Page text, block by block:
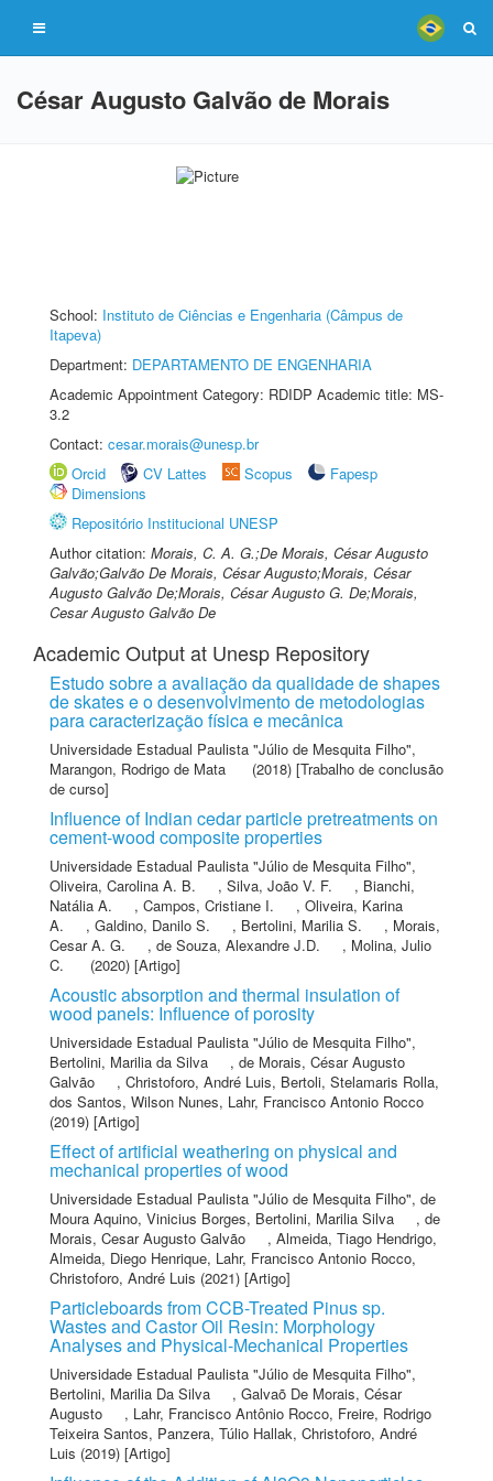
César Augusto Galvão de Morais
School: Instituto de Ciências e Engenharia (Câmpus de
Itapeva)
Department: DEPARTAMENTO DE ENGENHARIA
Academic Appointment Category: RDIDP Academic title: MS-
3.2
Contact: cesar.morais@unesp.br
Orcid
CV Lattes Scopus
Fapesp
Dimensions
Repositório Institucional UNESP
Author citation: Morais, C. A. G.;De Morais, César Augusto
Galvão;Galvão De Morais, César Augusto;Morais, César
Augusto Galvão De;Morais, César Augusto G. De;Morais,
Cesar Augusto Galvão De
Academic Output at Unesp Repository
Estudo sobre a avaliação da qualidade de shapes
de skates e o desenvolvimento de metodologias
para caracterização física e mecânica
Universidade Estadual Paulista "Júlio de Mesquita Filho",
Marangon, Rodrigo de Mata
(2018) [Trabalho de conclusão
de curso]
Influence of Indian cedar particle pretreatments on
cement-wood composite properties
Universidade Estadual Paulista "Júlio de Mesquita Filho",
Oliveira, Carolina A. B.
, Silva, João V. F. , Bianchi,
Natália A.
, Campos, Cristiane I. , Oliveira, Karina
A.
, Galdino, Danilo S. , Bertolini, Marilia S. , Morais,
Cesar A. G.
, de Souza, Alexandre J.D. , Molina, Julio
C.
(2020) [Artigo]
Acoustic absorption and thermal insulation of
wood panels: Influence of porosity
Universidade Estadual Paulista "Júlio de Mesquita Filho",
Bertolini, Marilia da Silva
, de Morais, César Augusto
Galvão
, Christoforo, André Luis, Bertoli, Stelamaris Rolla,
dos Santos, Wilson Nunes, Lahr, Francisco Antonio Rocco
(2019) [Artigo]
Effect of artificial weathering on physical and
mechanical properties of wood
Universidade Estadual Paulista "Júlio de Mesquita Filho", de
Moura Aquino, Vinicius Borges, Bertolini, Marilia Silva , de
Morais, Cesar Augusto Galvão
, Almeida, Tiago Hendrigo,
Almeida, Diego Henrique, Lahr, Francisco Antonio Rocco,
Christoforo, André Luis (2021) [Artigo]
Particleboards from CCB-Treated Pinus sp.
Wastes and Castor Oil Resin: Morphology
Analyses and Physical-Mechanical Properties
Universidade Estadual Paulista "Júlio de Mesquita Filho",
Bertolini, Marilia Da Silva
, Galvaõ De Morais, César
Augusto
, Lahr, Francisco Antônio Rocco, Freire, Rodrigo
Teixeira Santos, Panzera, Túlio Hallak, Christoforo, André
Luis (2019) [Artigo]